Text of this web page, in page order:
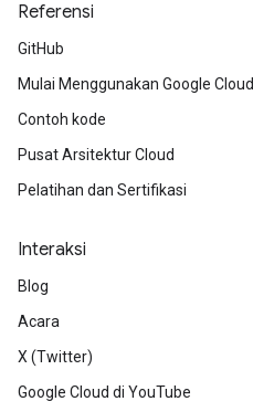
Referensi
GitHub
Mulai Menggunakan Google Cloud
Contoh kode
Pusat Arsitektur Cloud
Pelatihan dan Sertifikasi
Interaksi
Blog
Acara
X (Twitter)
Google Cloud di YouTube